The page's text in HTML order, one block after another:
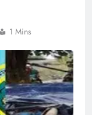
1 Mins